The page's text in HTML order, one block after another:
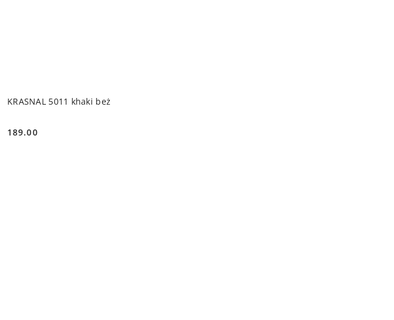
KRASNAL 5011 khaki beż
Cena:
189.00